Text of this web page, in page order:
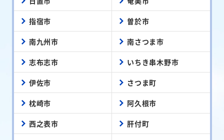
指宿市 曽於市
南九州市 南さつま市
志布志市 いちき串木野市
伊佐市 さつま町
枕崎市 阿久根市
西之表市 肝付町